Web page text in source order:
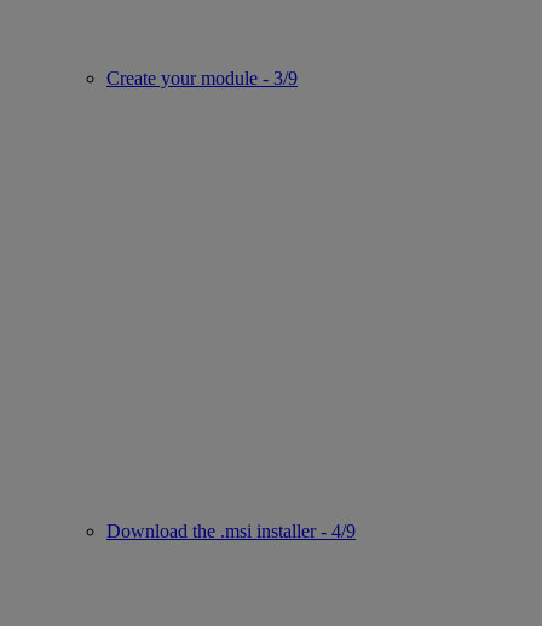
Create your module - 3/9
Download the .msi installer - 4/9